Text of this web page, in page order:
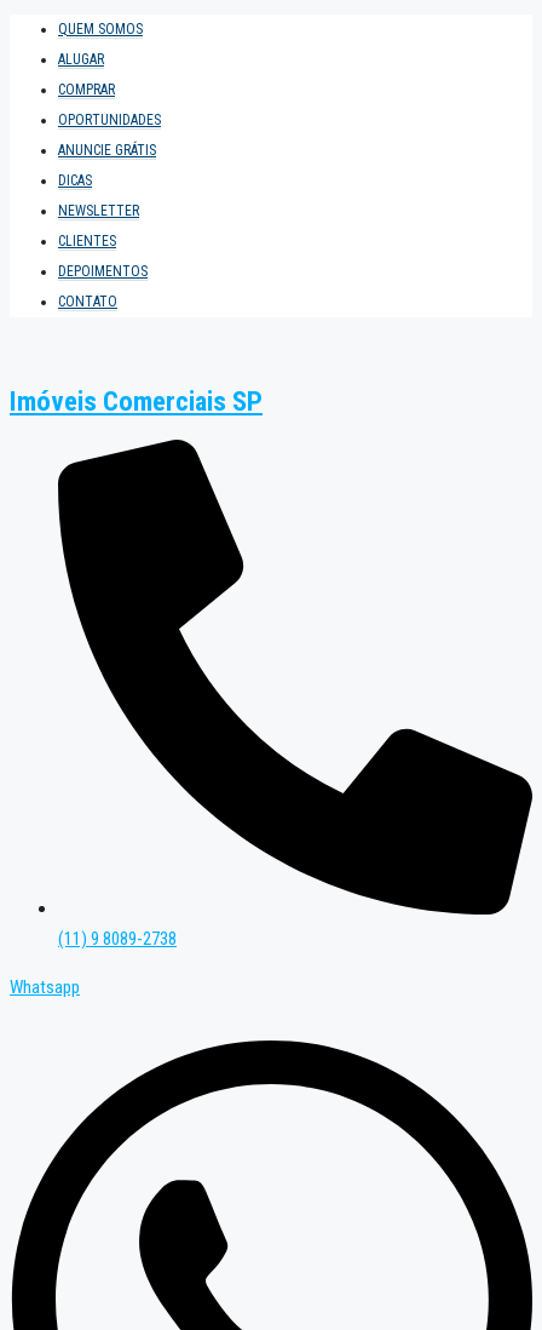
QUEM SOMOS
ALUGAR
COMPRAR
OPORTUNIDADES
ANUNCIE GRÁTIS
DICAS
NEWSLETTER
CLIENTES
DEPOIMENTOS
CONTATO
Imóveis Comerciais SP
(11) 9 8089-2738
Whatsapp